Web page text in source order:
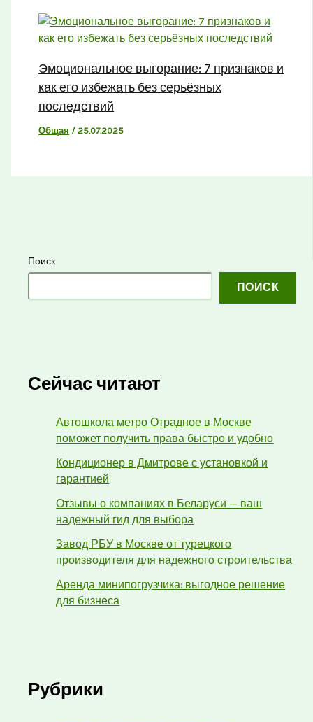
Поиск
ПОИСК
Сейчас читают
Автошкола метро Отрадное в Москве
поможет получить права быстро и удобно
Кондиционер в Дмитрове с установкой и
гарантией
Отзывы о компаниях в Беларуси — ваш
надежный гид для выбора
Завод РБУ в Москве от турецкого
производителя для надежного строительства
Аренда минипогрузчика: выгодное решение
для бизнеса
Рубрики
Эмоциональное выгорание: 7 признаков и
как его избежать без серьёзных
последствий
Общая /25.07.2025